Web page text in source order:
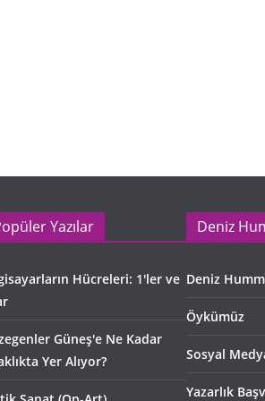
Yazılar
Hücreleri: 1'ler ve
Güneş'e Ne Kadar
Yer Alıyor?
Deniz
Deniz
Öykümüz
Sosyal
Yazarlık